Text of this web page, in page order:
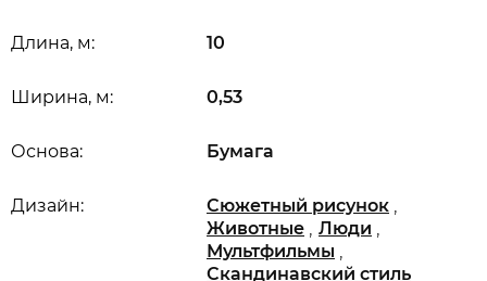
Длина, м: 10
Ширина, м: 0,53
Дизайн: Сюжетный рисунок ,
Животные , Люди ,
Мультфильмы ,
Скандинавский стиль
Основа: Бумага